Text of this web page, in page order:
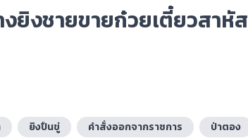
งยิงชายขายก๋วยเตี๋ยวสาหัส
ยิงปืนขู่ คำสั่งออกจากราชการ ป่าตอง